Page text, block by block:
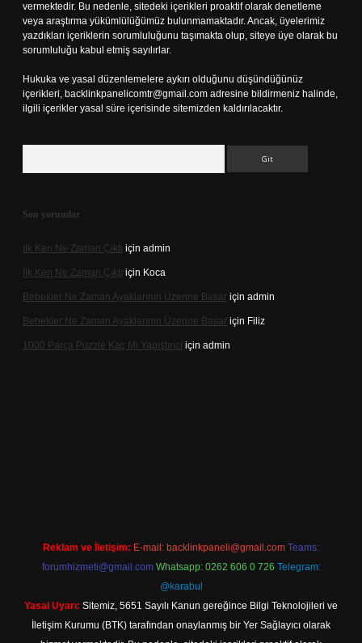
vermektedir. Bu nedenle, sitedeki içerikleri proaktif olarak denetleme
veya araştırma yükümlülüğümüz bulunmamaktadır. Ancak, üyelerimiz
yazdıkları içeriklerin sorumluluğunu taşımakta olup, siteye üye olarak bu
sorumluluğu kabul etmiş sayılırlar.
Hukuka ve yasal düzenlemelere aykırı olduğunu düşündüğünüz
içerikleri, backlinkpanelicomtr@gmail.com adresine bildirmeniz halinde,
ilgili içerikler yasal süre içerisinde sitemizden kaldırılacaktır.
Son yorumlar
Ilk Ken Ne Zaman Çıktı için admin
Ilk Ken Ne Zaman Çıktı için Koca
Bebekler Ne Zaman Ayaklarının Üzerine Basar için admin
Bebekler Ne Zaman Ayaklarının Üzerine Basar için Filiz
1000 Parça Puzzle Kaç Ml Yapıştırıcı için admin
Reklam ve İletişim: E-mail: backlinkpaneli@gmail.com Teams:
forumhizmeti@gmail.com Whatsapp: 0262 606 0 726 Telegram:
@karabul
Yasal Uyarı: Sitemiz, 5651 Sayılı Kanun gereğince Bilgi Teknolojileri ve
İletişim Kurumu (BTK) tarafından onaylanmış bir Yer Sağlayıcı olarak